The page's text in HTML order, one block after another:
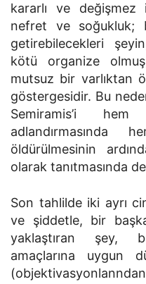
kararlı ve değişmez
nefret ve soğukluk;
getirebilecekleri
kötü organize
mutsuz bir varlıktan
göstergesidir. Bu
Semiramis’i
öldürülmesinin
olarak tanıtmasında
Son tahlilde iki ayrı
ve şiddetle, bir
yaklaştıran şey,
amaçlarına uygun